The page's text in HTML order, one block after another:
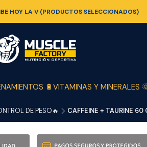
🔋 VITAMINAS Y MINERALES
HOY LA V (PRODUCTOS SELECCIONADOS)
DE PESO🔥 CAFFEINE + TAURINE 60